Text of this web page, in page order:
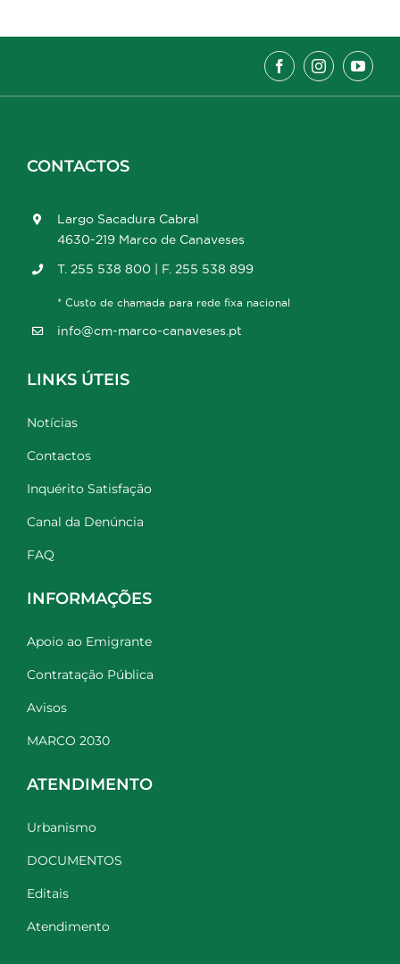
CONTACTOS
Largo Sacadura Cabral
4630-219 Marco de Canaveses
T. 255 538 800 | F. 255 538 899
* Custo de chamada para rede fixa nacional
info@cm-marco-canaveses.pt
LINKS ÚTEIS
Notícias
Contactos
Inquérito Satisfação
Canal da Denúncia
FAQ
INFORMAÇÕES
Apoio ao Emigrante
Contratação Pública
Avisos
MARCO 2030
ATENDIMENTO
Urbanismo
DOCUMENTOS
Editais
Atendimento